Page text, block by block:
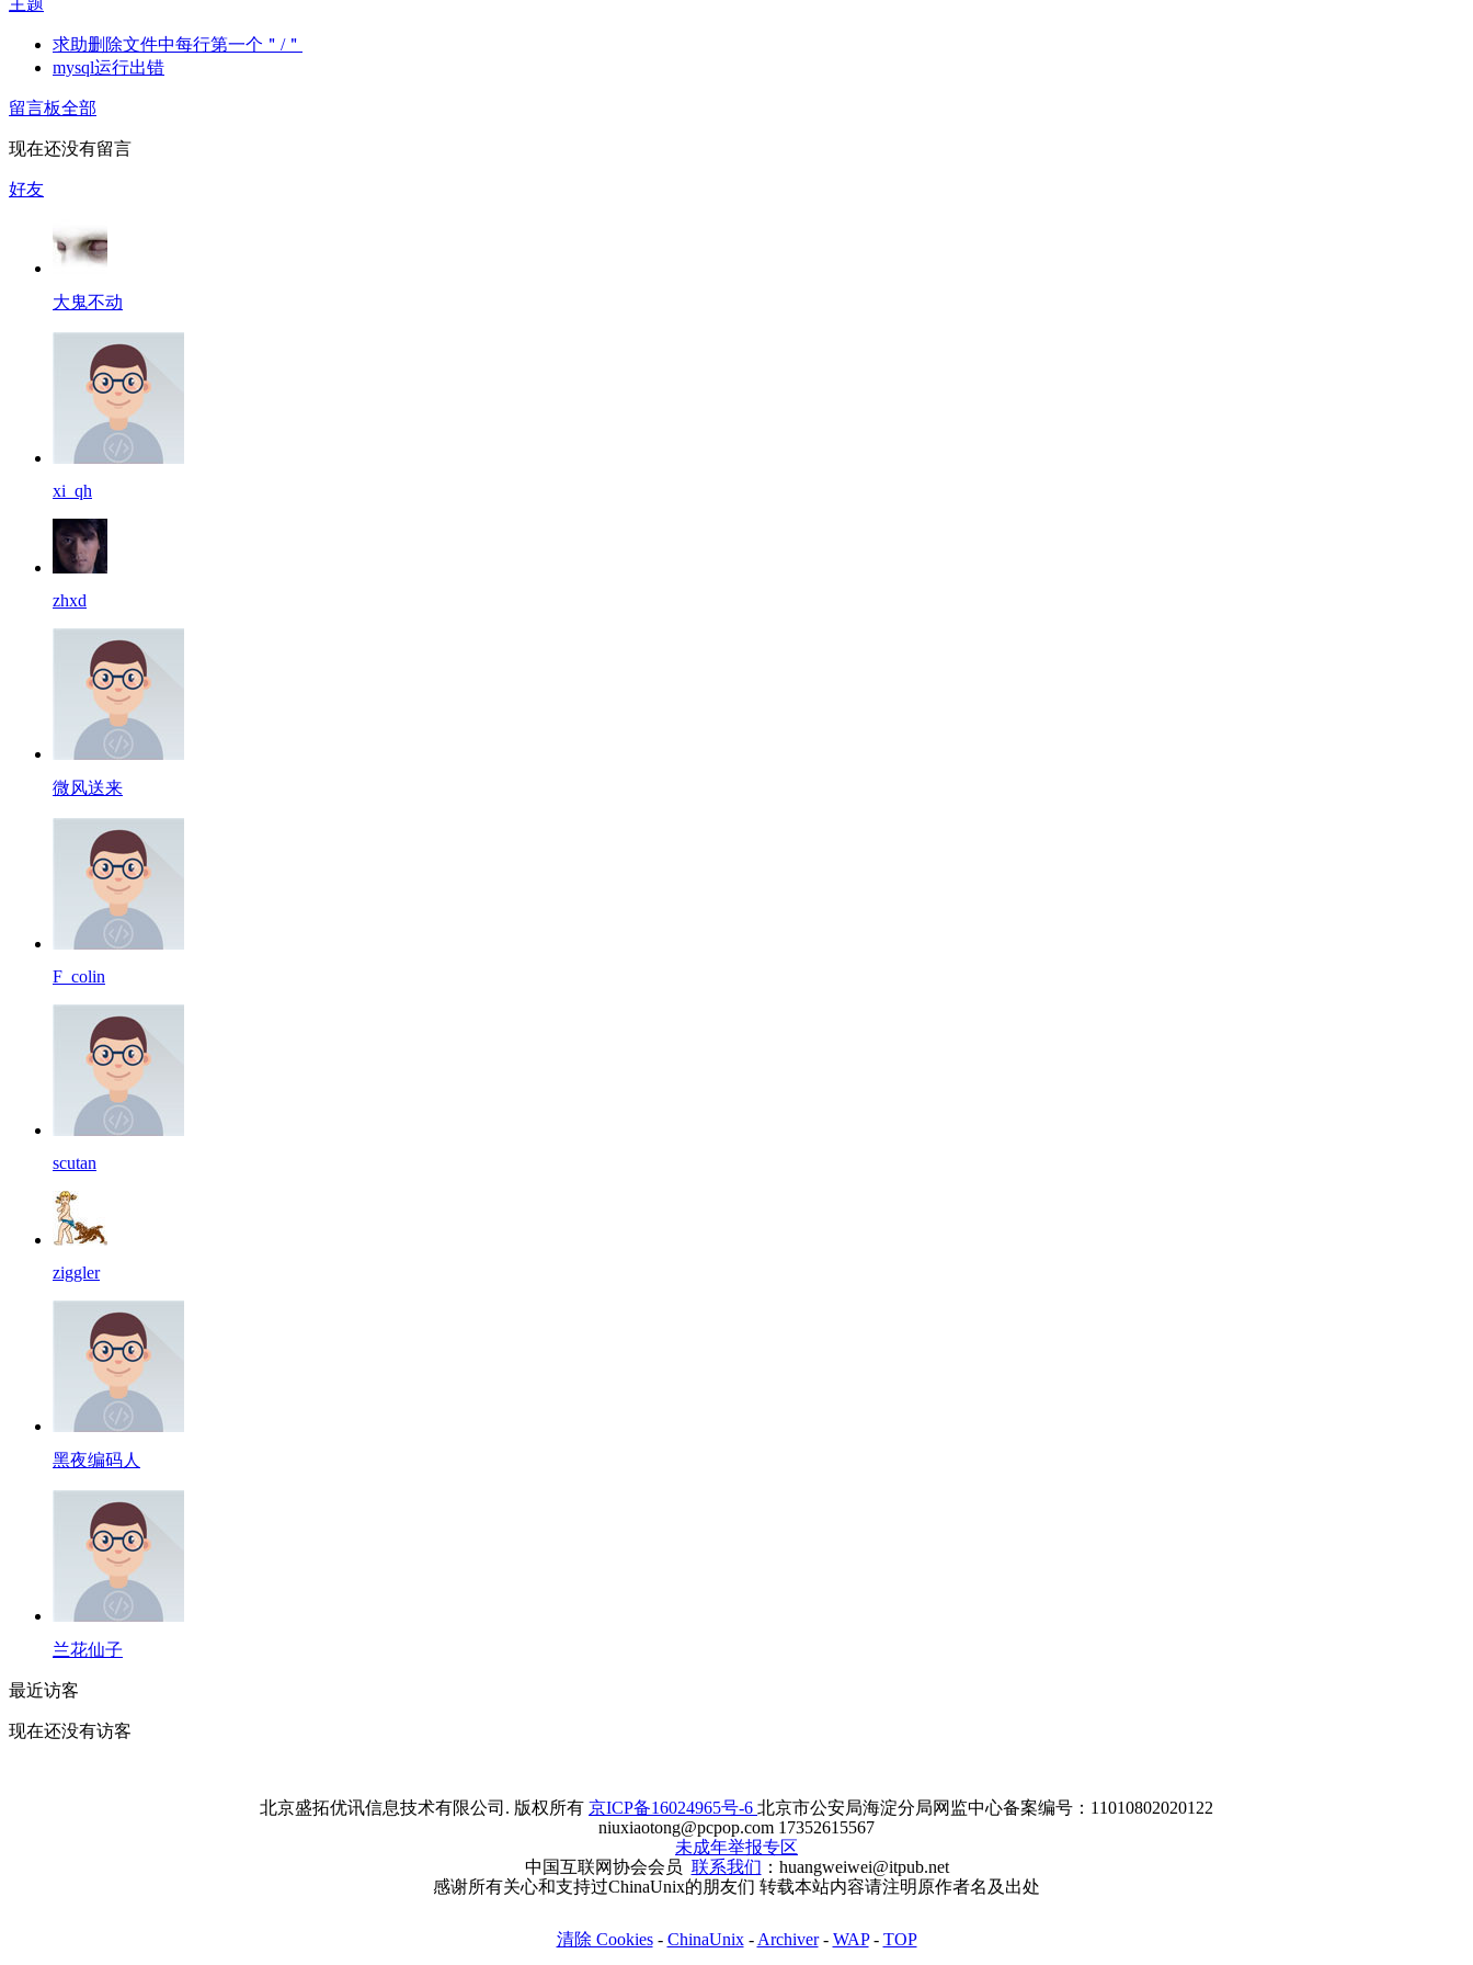
求助删除文件中每行第一个＂/＂
mysql运行出错
留言板全部
现在还没有留言
好友
大鬼不动
xi_qh
zhxd
微风送来
F_colin
scutan
ziggler
黑夜编码人
兰花仙子
最近访客
现在还没有访客
北京盛拓优讯信息技术有限公司. 版权所有 京ICP备16024965号-6 北京市公安局海淀分局网监中心备案编号：11010802020122
niuxiaotong@pcpop.com 17352615567
未成年举报专区
中国互联网协会会员 联系我们 ：huangweiwei@itpub.net
感谢所有关心和支持过ChinaUnix的朋友们 转载本站内容请注明原作者名及出处
清除 Cookies- ChinaUnix- Archiver- WAP- TOP